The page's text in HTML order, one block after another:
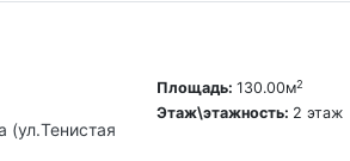
(ул.Тенистая
Площадь: 130.00м2
Этаж\этажность: 2 этаж